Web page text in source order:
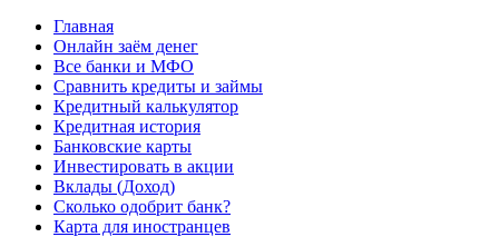
Главная
Онлайн заём денег
Все банки и МФО
Сравнить кредиты и займы
Кредитный калькулятор
Кредитная история
Банковские карты
Инвестировать в акции
Вклады (Доход)
Сколько одобрит банк?
Карта для иностранцев